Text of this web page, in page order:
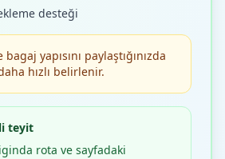
desteği
yapısını paylaştığınızda
hızlı belirlenir.
teyit
rota ve sayfadaki